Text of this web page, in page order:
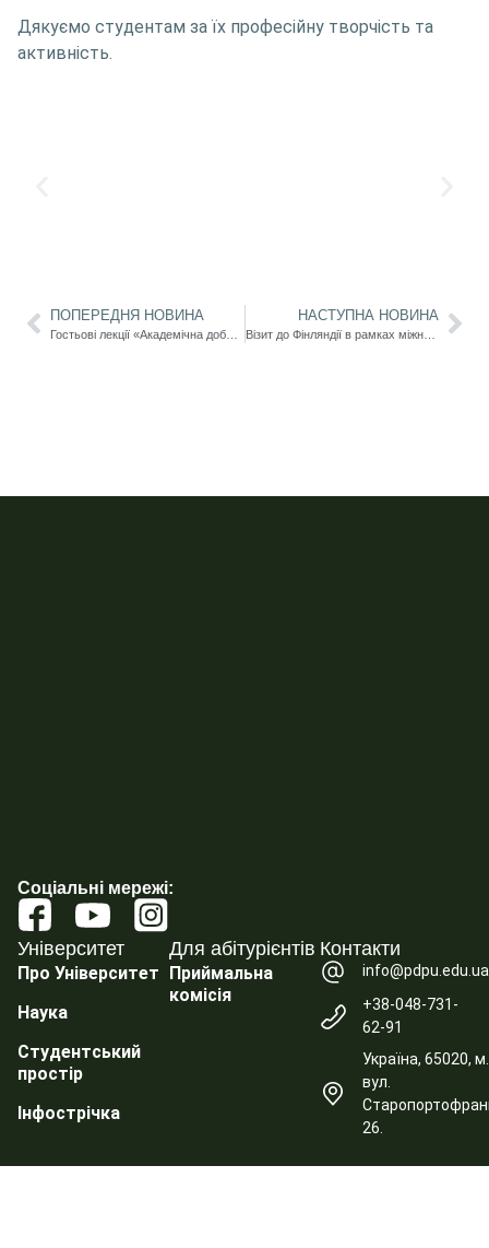
Дякуємо студентам за їх професійну творчість та
активність.
ПОПЕРЕДНЯ НОВИНА НАСТУПНА НОВИНА
Візит до Фінляндії в рамках міжнародної наукової мобільності
Соціальні мережі:
Університет
Про Університет
Наука
Студентський
простір
Інфострічка
Для абітурієнтів
Приймальна
комісія
Контакти
info@pdpu.edu.ua
+38-048-731-
62-91
Україна, 65020,
вул.
26.